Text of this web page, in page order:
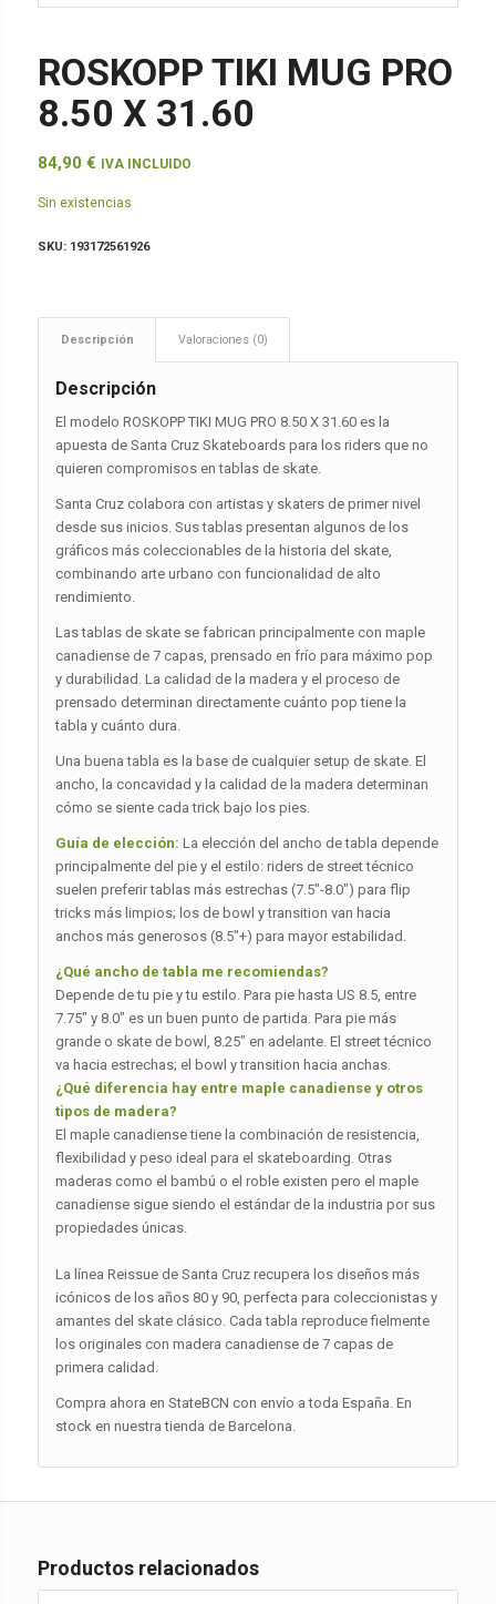
ROSKOPP TIKI MUG PRO
8.50 X 31.60
84,90 € IVA INCLUIDO
Sin existencias
SKU: 193172561926
Descripción Valoraciones (0)
Descripción
El modelo ROSKOPP TIKI MUG PRO 8.50 X 31.60 es la
apuesta de Santa Cruz Skateboards para los riders que no
quieren compromisos en tablas de skate.
Santa Cruz colabora con artistas y skaters de primer nivel
desde sus inicios. Sus tablas presentan algunos de los
gráficos más coleccionables de la historia del skate,
combinando arte urbano con funcionalidad de alto
rendimiento.
Las tablas de skate se fabrican principalmente con maple
canadiense de 7 capas, prensado en frío para máximo pop
y durabilidad. La calidad de la madera y el proceso de
prensado determinan directamente cuánto pop tiene la
tabla y cuánto dura.
Una buena tabla es la base de cualquier setup de skate. El
ancho, la concavidad y la calidad de la madera determinan
cómo se siente cada trick bajo los pies.
Guía de elección: La elección del ancho de tabla depende
principalmente del pie y el estilo: riders de street técnico
suelen preferir tablas más estrechas (7.5″-8.0″) para flip
tricks más limpios; los de bowl y transition van hacia
anchos más generosos (8.5″+) para mayor estabilidad.
¿Qué ancho de tabla me recomiendas?
Depende de tu pie y tu estilo. Para pie hasta US 8.5, entre
7.75″ y 8.0″ es un buen punto de partida. Para pie más
grande o skate de bowl, 8.25″ en adelante. El street técnico
va hacia estrechas; el bowl y transition hacia anchas.
¿Qué diferencia hay entre maple canadiense y otros
tipos de madera?
El maple canadiense tiene la combinación de resistencia,
flexibilidad y peso ideal para el skateboarding. Otras
maderas como el bambú o el roble existen pero el maple
canadiense sigue siendo el estándar de la industria por sus
propiedades únicas.
La línea Reissue de Santa Cruz recupera los diseños más
icónicos de los años 80 y 90, perfecta para coleccionistas y
amantes del skate clásico. Cada tabla reproduce fielmente
los originales con madera canadiense de 7 capas de
primera calidad.
Compra ahora en StateBCN con envío a toda España. En
stock en nuestra tienda de Barcelona.
Productos relacionados